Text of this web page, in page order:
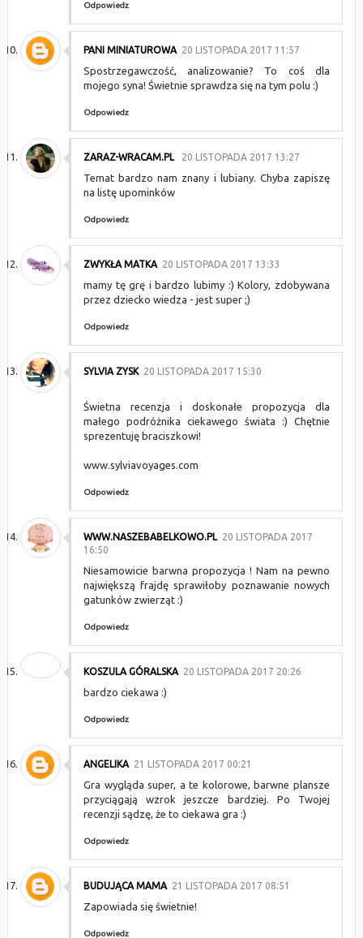
Odpowiedz
PANI MINIATUROWA 20 LISTOPADA 2017 11:57
Spostrzegawczość, analizowanie? To coś dla
mojego syna! Świetnie sprawdza się na tym polu :)
Odpowiedz
ZARAZ-WRACAM.PL 20 LISTOPADA 2017 13:27
Temat bardzo nam znany i lubiany. Chyba zapiszę
na listę upominków
Odpowiedz
ZWYKŁA MATKA 20 LISTOPADA 2017 13:33
mamy tę grę i bardzo lubimy :) Kolory, zdobywana
przez dziecko wiedza - jest super ;)
Odpowiedz
SYLVIA ZYSK 20 LISTOPADA 2017 15:30
Świetna recenzja i doskonałe propozycja dla
małego podróżnika ciekawego świata :) Chętnie
sprezentuję braciszkowi!
www.sylviavoyages.com
Odpowiedz
WWW.NASZEBABELKOWO.PL 20 LISTOPADA 2017
16:50
Niesamowicie barwna propozycja ! Nam na pewno
największą frajdę sprawiłoby poznawanie nowych
gatunków zwierząt :)
Odpowiedz
KOSZULA GÓRALSKA 20 LISTOPADA 2017 20:26
bardzo ciekawa :)
Odpowiedz
ANGELIKA 21 LISTOPADA 2017 00:21
Gra wygląda super, a te kolorowe, barwne plansze
przyciągają wzrok jeszcze bardziej. Po Twojej
recenzji sądzę, że to ciekawa gra :)
Odpowiedz
BUDUJĄCA MAMA 21 LISTOPADA 2017 08:51
Zapowiada się świetnie!
Odpowiedz